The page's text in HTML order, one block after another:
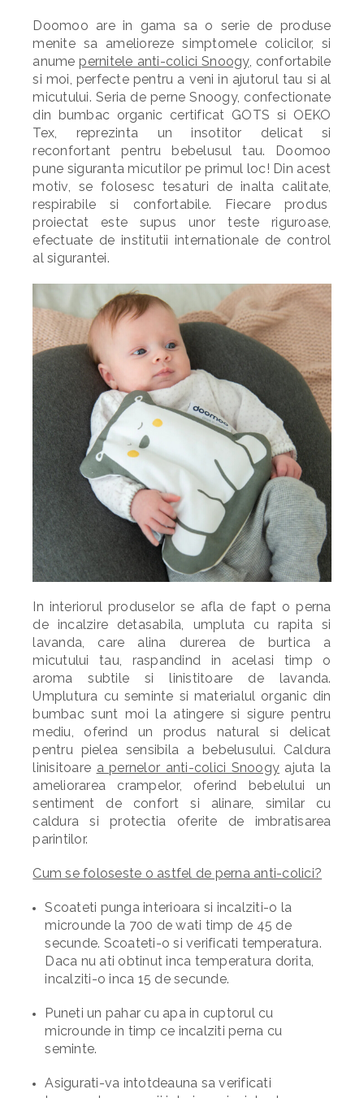
Doomoo are in gama sa o serie de produse
menite sa amelioreze simptomele colicilor, si
anumepernitele anti-colici Snoogy, confortabile
si moi, perfecte pentru a veni in ajutorul tau si al
micutului. Seria de perne Snoogy, confectionate
din bumbac organic certificat GOTS si OEKO
Tex, reprezinta un insotitor delicat si
reconfortant pentru bebelusul tau. Doomoo
pune siguranta micutilor pe primul loc! Din acest
motiv, se folosesc tesaturi de inalta calitate,
respirabile si confortabile. Fiecare produs
proiectat este supus unor teste riguroase,
efectuate de institutii internationale de control
al sigurantei.
In interiorul produselor se afla de fapt o perna
de incalzire detasabila, umpluta cu rapita si
lavanda, care alina durerea de burtica a
micutului tau, raspandind in acelasi timp o
aroma subtile si linistitoare de lavanda.
Umplutura cu seminte si materialul organic din
bumbac sunt moi la atingere si sigure pentru
mediu, oferind un produs natural si delicat
pentru pielea sensibila a bebelusului. Caldura
linisitoare a pernelor anti-colici Snoogy ajuta la
ameliorarea crampelor, oferind bebelului un
sentiment de confort si alinare, similar cu
caldura si protectia oferite de imbratisarea
parintilor.
Cum se foloseste o astfel de perna anti-colici?
Scoateti punga interioara si incalziti-o la
microunde la 700 de wati timp de 45 de
secunde. Scoateti-o si verificati temperatura.
Daca nu ati obtinut inca temperatura dorita,
incalziti-o inca 15 de secunde.
Puneti un pahar cu apa in cuptorul cu
microunde in timp ce incalziti perna cu
seminte.
Asigurati-va intotdeauna sa verificati